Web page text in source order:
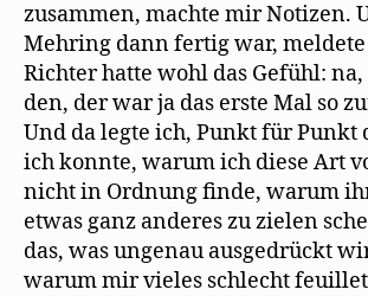
zusammen, machte mir Notizen.
Mehring dann fertig war,
Richter hatte wohl das Gefühl:
den, der war ja das erste Mal so
Und da legte ich, Punkt für Punkt
ich konnte, warum ich diese Art
nicht in Ordnung finde, warum
etwas ganz anderes zu zielen
das, was ungenau ausgedrückt
warum mir vieles schlecht